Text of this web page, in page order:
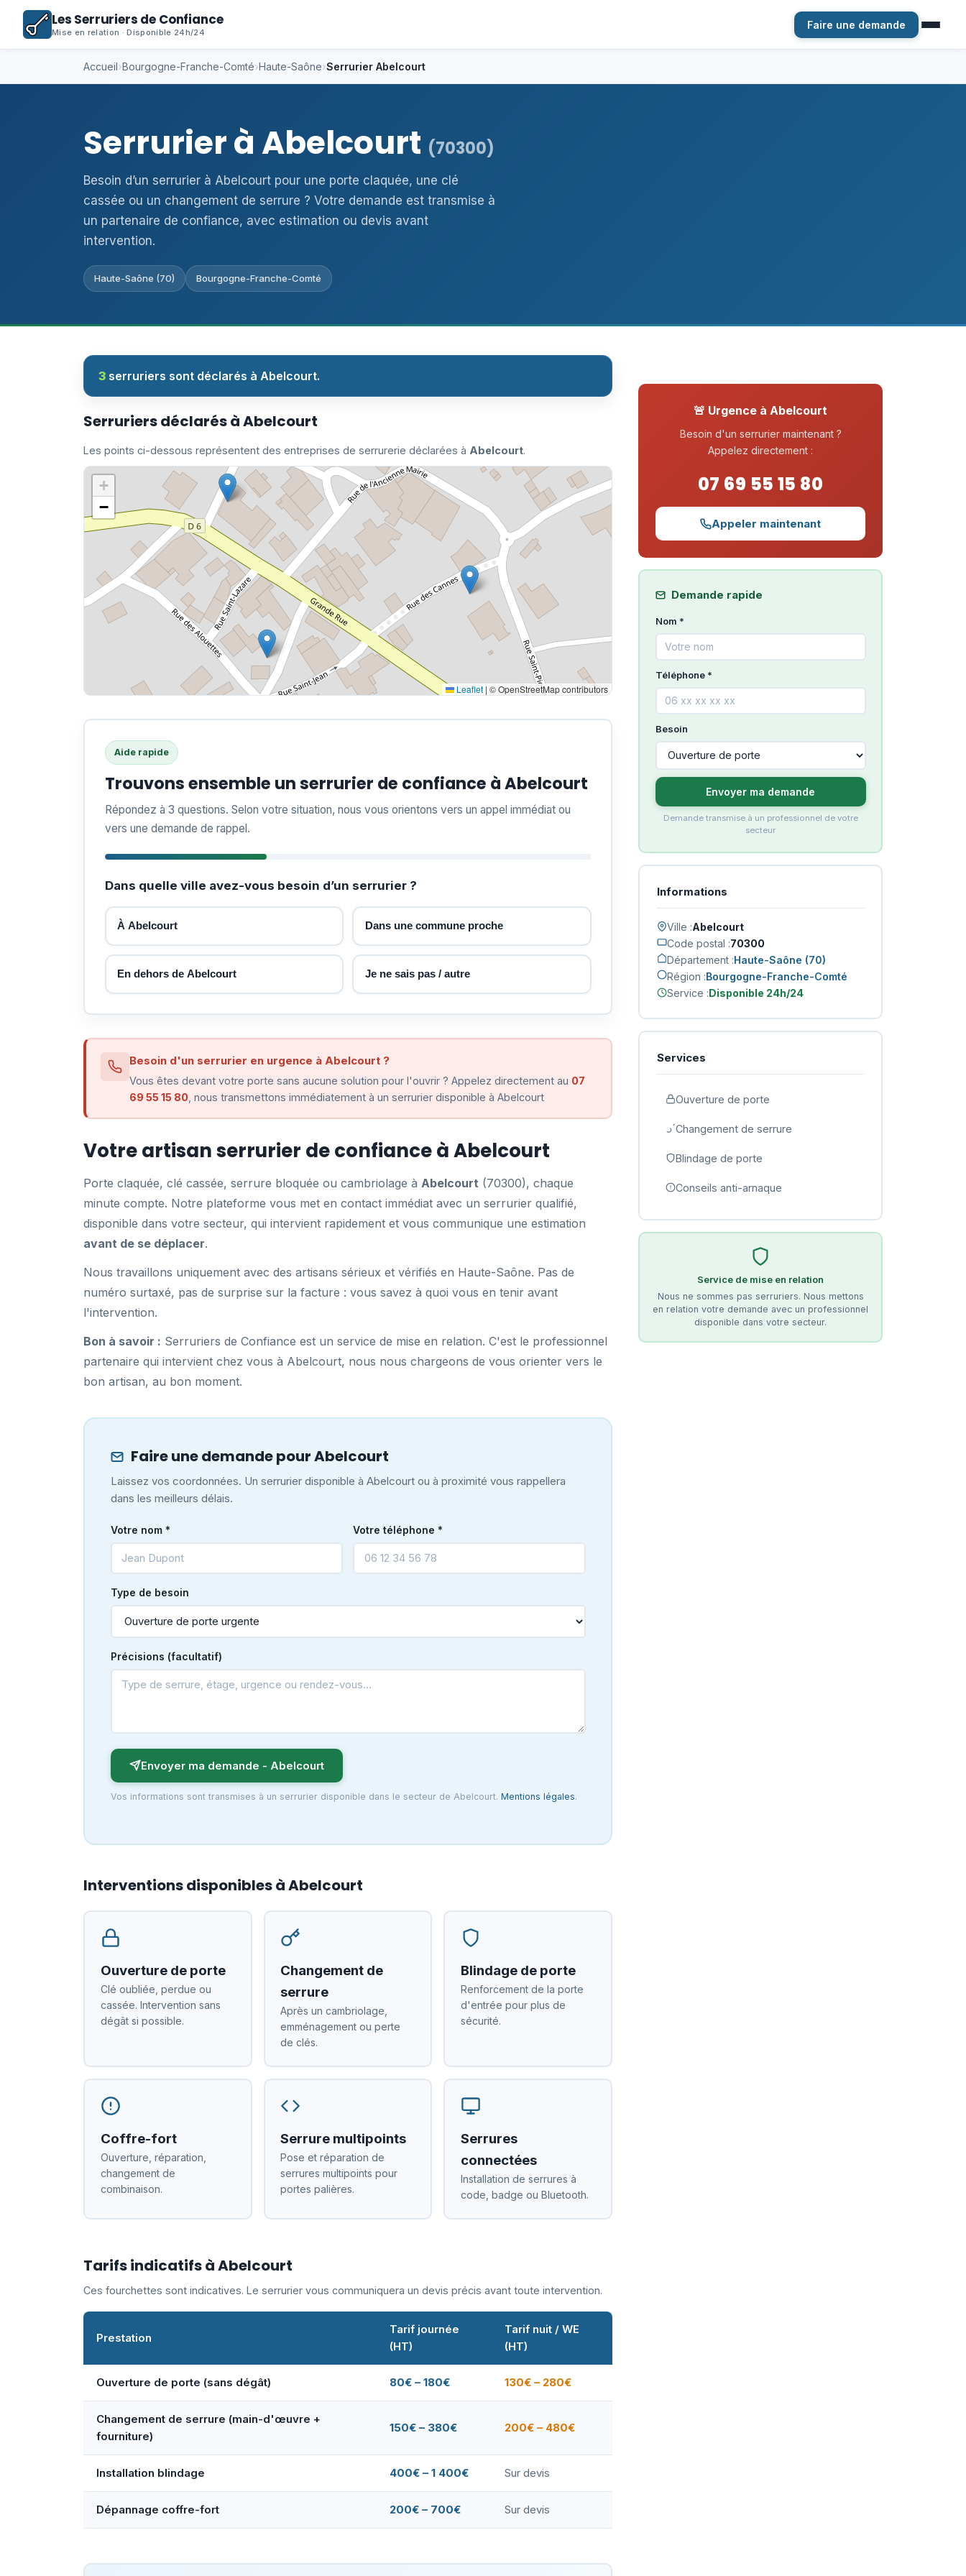
Les Serruriers de Confiance
Mise en relation · Disponible 24h/24
Faire une demande
Accueil›Bourgogne-Franche-Comté›Haute-Saône›Serrurier Abelcourt
Serrurier à Abelcourt (70300)
Besoin d’un serrurier à Abelcourt pour une porte claquée, une clé
cassée ou un changement de serrure ? Votre demande est transmise à
un partenaire de confiance, avec estimation ou devis avant
intervention.
Haute-Saône (70) Bourgogne-Franche-Comté
3 serruriers sont déclarés à Abelcourt.
Serruriers déclarés à Abelcourt
Les points ci-dessous représentent des entreprises de serrurerie déclarées à Abelcourt.
+
−
Leaflet | © OpenStreetMap contributors
Aide rapide
Trouvons ensemble un serrurier de confiance à Abelcourt
Répondez à 3 questions. Selon votre situation, nous vous orientons vers un appel immédiat ou
vers une demande de rappel.
Dans quelle ville avez-vous besoin d’un serrurier ?
À Abelcourt Dans une commune proche
En dehors de Abelcourt Je ne sais pas / autre
Besoin d'un serrurier en urgence à Abelcourt ?
Vous êtes devant votre porte sans aucune solution pour l'ouvrir ? Appelez directement au 07
69 55 15 80 , nous transmettons immédiatement à un serrurier disponible à Abelcourt
Votre artisan serrurier de confiance à Abelcourt
Porte claquée, clé cassée, serrure bloquée ou cambriolage à Abelcourt (70300), chaque
minute compte. Notre plateforme vous met en contact immédiat avec un serrurier qualifié,
disponible dans votre secteur, qui intervient rapidement et vous communique une estimation
avant de se déplacer.
Nous travaillons uniquement avec des artisans sérieux et vérifiés en Haute-Saône. Pas de
numéro surtaxé, pas de surprise sur la facture : vous savez à quoi vous en tenir avant
l'intervention.
Bon à savoir : Serruriers de Confiance est un service de mise en relation. C'est le professionnel
partenaire qui intervient chez vous à Abelcourt, nous nous chargeons de vous orienter vers le
bon artisan, au bon moment.
Faire une demande pour Abelcourt
Laissez vos coordonnées. Un serrurier disponible à Abelcourt ou à proximité vous rappellera
dans les meilleurs délais.
Votre nom * Votre téléphone *
Type de besoin
Précisions (facultatif)
Envoyer ma demande - Abelcourt
Vos informations sont transmises à un serrurier disponible dans le secteur de Abelcourt. Mentions légales.
Interventions disponibles à Abelcourt
Ouverture de porte
Clé oubliée, perdue ou
cassée. Intervention sans
dégât si possible.
Changement de
serrure
Après un cambriolage,
emménagement ou perte
de clés.
Blindage de porte
Renforcement de la porte
d'entrée pour plus de
sécurité.
Coffre-fort
Ouverture, réparation,
changement de
combinaison.
Serrure multipoints
Pose et réparation de
serrures multipoints pour
portes palières.
Serrures
connectées
Installation de serrures à
code, badge ou Bluetooth.
Tarifs indicatifs à Abelcourt
Ces fourchettes sont indicatives. Le serrurier vous communiquera un devis précis avant toute intervention.
Prestation
Tarif journée
(HT)
Tarif nuit / WE
(HT)
Ouverture de porte (sans dégât) 80€ – 180€ 130€ – 280€
Changement de serrure (main-d'œuvre +
fourniture)
150€ – 380€ 200€ – 480€
Installation blindage 400€ – 1 400€ Sur devis
Dépannage coffre-fort 200€ – 700€ Sur devis
🚨 Urgence à Abelcourt
Besoin d'un serrurier maintenant ?
Appelez directement :
07 69 55 15 80
Appeler maintenant
Demande rapide
Nom *
Téléphone *
Besoin
Envoyer ma demande
Demande transmise à un professionnel de votre
secteur
Informations
Ville :Abelcourt
Code postal :70300
Département :Haute-Saône (70)
Région :Bourgogne-Franche-Comté
Service :Disponible 24h/24
Services
Ouverture de porte
Changement de serrure
Blindage de porte
Conseils anti-arnaque
Service de mise en relation
Nous ne sommes pas serruriers. Nous mettons
en relation votre demande avec un professionnel
disponible dans votre secteur.